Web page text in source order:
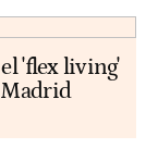
'flex living'